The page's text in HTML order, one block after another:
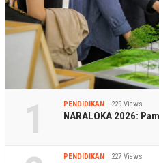
1 PENDIDIKAN 229 Views
NARALOKA 2026:
PENDIDIKAN 227 Views